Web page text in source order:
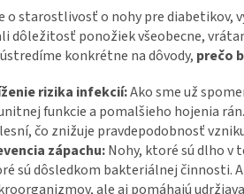
o starostlivosť o nohy pre diabetikov,
dôležitosť ponožiek všeobecne,
konkrétne na dôvody, prečo
rizika infekcií:Ako sme už
funkcie a pomalšieho hojenia
čo znižuje pravdepodobnosť
zápachu:Nohy, ktoré sú dlho v
sú dôsledkom bakteriálnej činnosti.
ale aj pomáhajú